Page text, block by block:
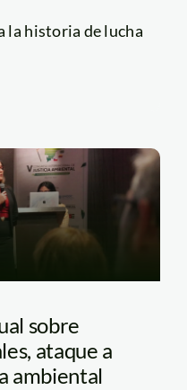
historia de lucha
sobre
ataque a
ambiental